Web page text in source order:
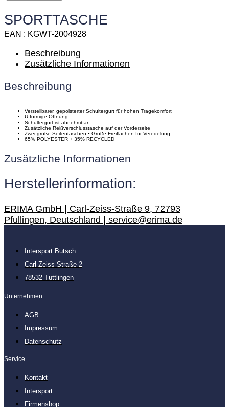
SPORTTASCHE
EAN KGWT-2004928
Beschreibung
Zusätzliche Informationen
Beschreibung
Verstellbarer, gepolsterter Schultergurt für hohen Tragekomfort
U-förmige Öffnung
Schultergurt ist abnehmbar
Zusätzliche Reißverschlusstasche auf der Vorderseite
Zwei große Seitentaschen • Große Freiflächen für Veredelung
65% POLYESTER + 35% RECYCLED
Zusätzliche Informationen
Herstellerinformation:
ERIMA GmbH | Carl-Zeiss-Straße 9, 72793
Pfullingen, Deutschland | service@erima.de
Intersport Butsch
Carl-Zeiss-Straße 2
78532 Tuttlingen
Unternehmen
AGB
Impressum
Datenschutz
Service
Kontakt
Intersport
Firmenshop